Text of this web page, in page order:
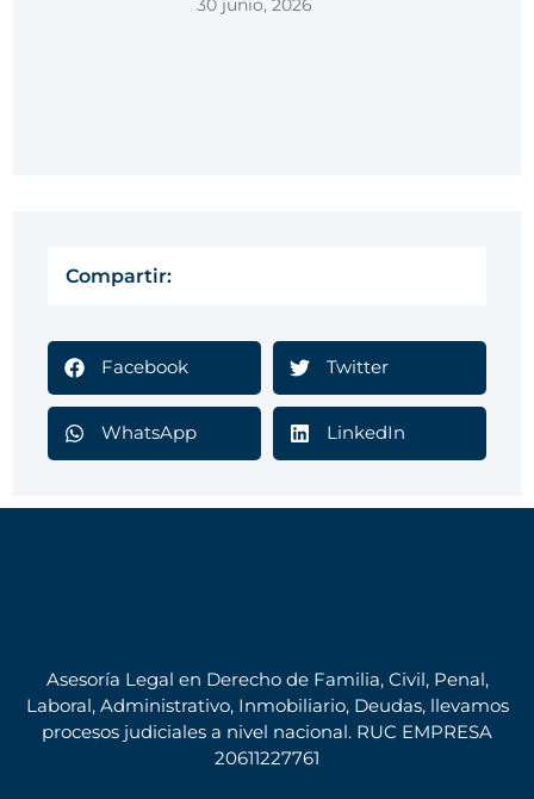
30 junio, 2026
Compartir:
Facebook Twitter
WhatsApp LinkedIn
Asesoría Legal en Derecho de Familia, Civil, Penal,
Laboral, Administrativo, Inmobiliario, Deudas, llevamos
procesos judiciales a nivel nacional. RUC EMPRESA
20611227761